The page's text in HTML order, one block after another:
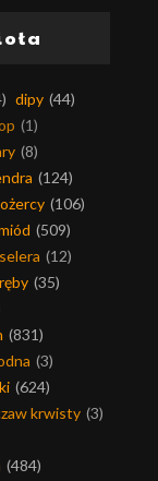
dipy (44)
(1)
(8)
(124)
(106)
(509)
(12)
(35)
(831)
(3)
(624)
krwisty (3)
(484)